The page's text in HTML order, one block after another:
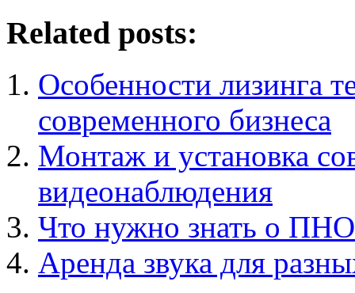
Related posts:
Особенности лизинга
современного бизнеса
Монтаж и установка
видеонаблюдения
Что нужно знать о
Аренда звука для